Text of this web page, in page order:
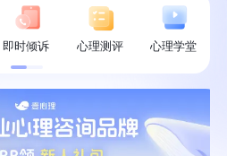
即时倾诉 心理测评 心理学堂